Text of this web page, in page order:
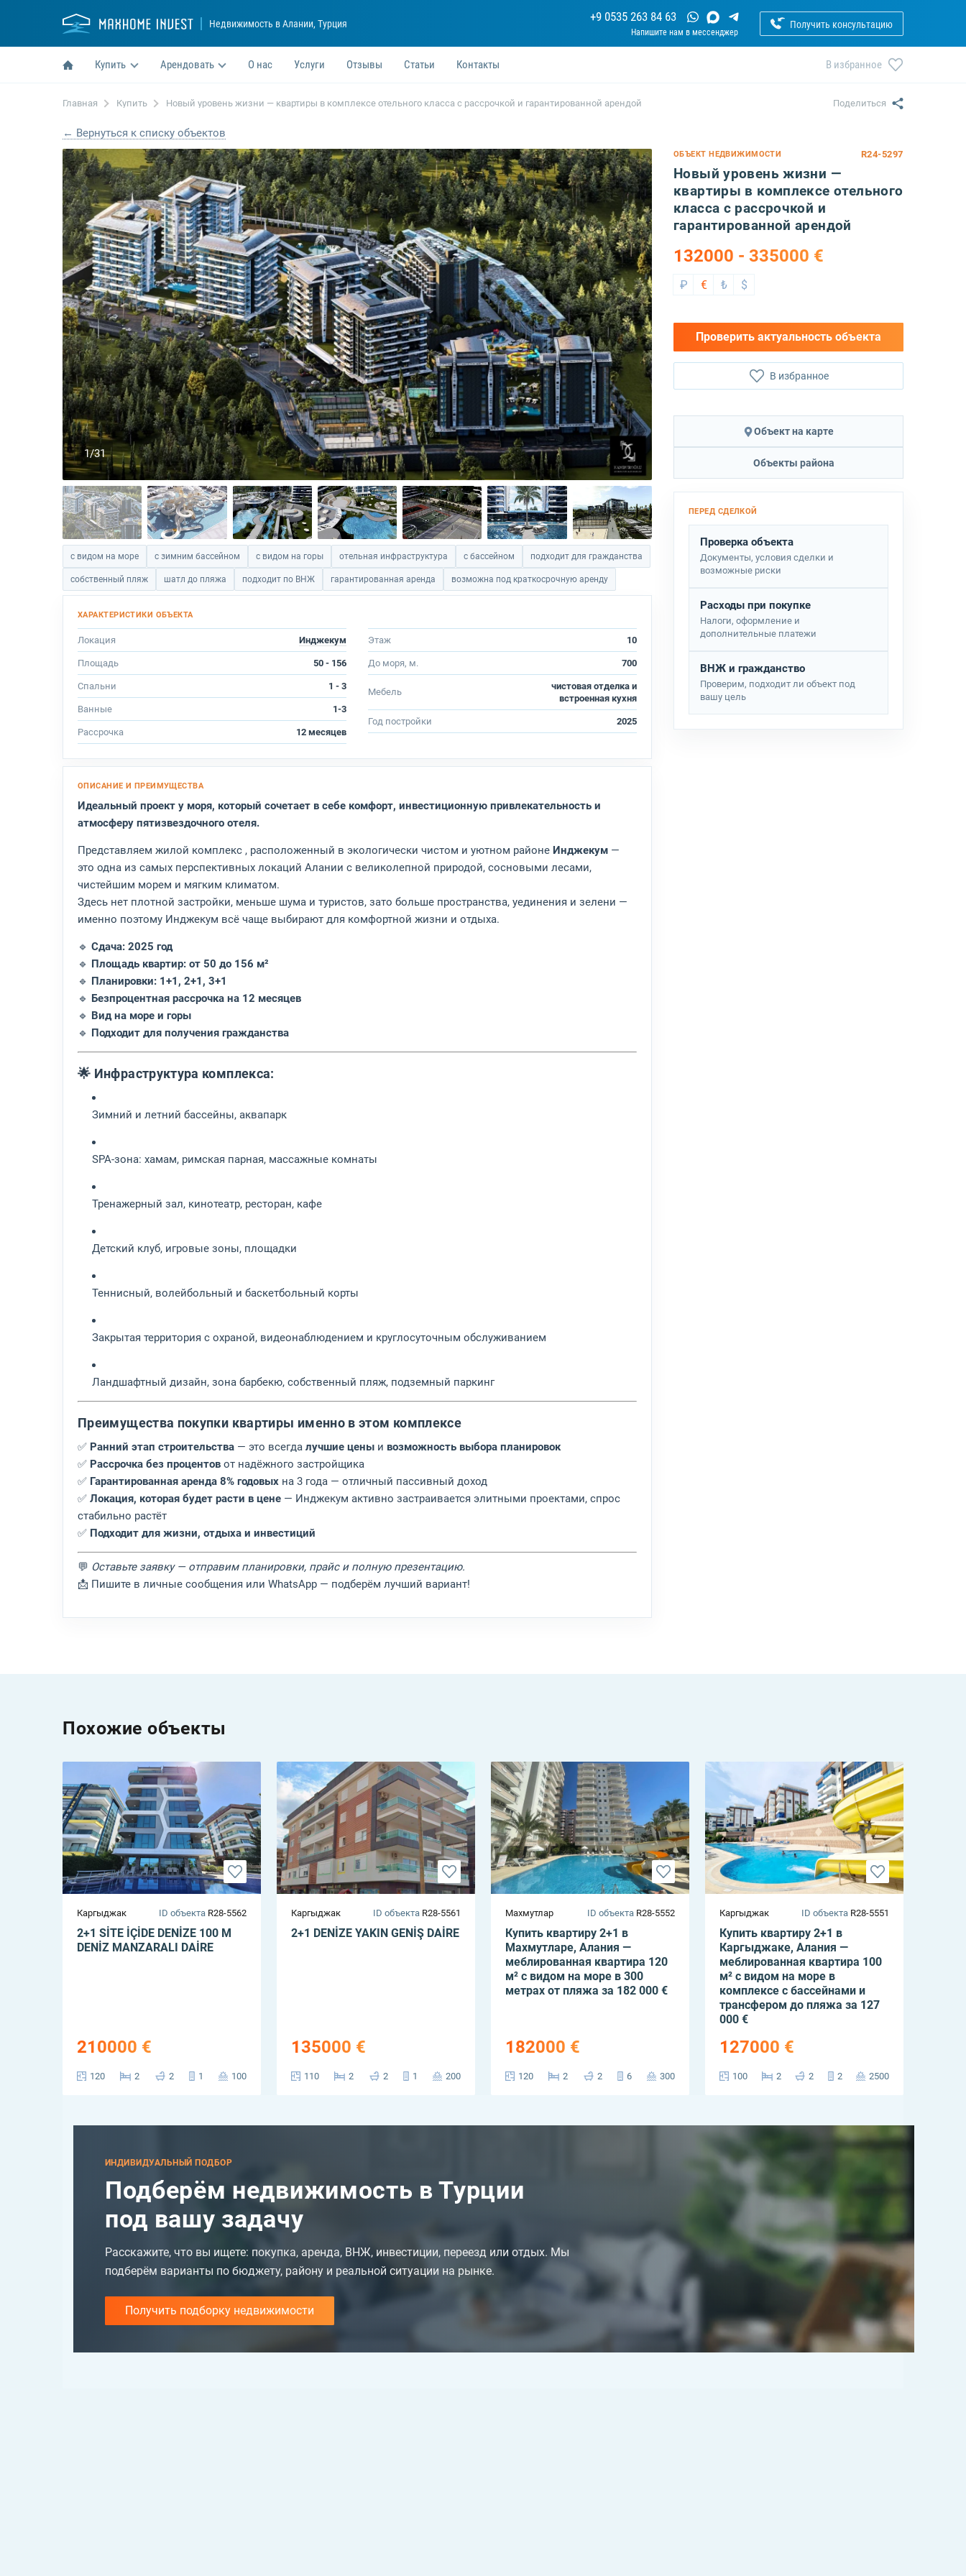
Недвижимость в Алании, Турция +9 0535 263 84 63
Получить консультацию
Купить Арендовать О нас Услуги Отзывы Статьи Контакты В избранное
Главная Купить Новый уровень жизни — квартиры в комплексе отельного класса с рассрочкой и гарантированной арендой Поделиться
← Вернуться к списку объектов
1/31
с видом на море с зимним бассейном с видом на горы отельная инфраструктура с бассейном подходит для гражданства
собственный пляж шатл до пляжа подходит по ВНЖ гарантированная аренда возможна под краткосрочную аренду
ОБЪЕКТ НЕДВИЖИМОСТИ R24-5297
Новый уровень жизни —
квартиры в комплексе отельного
класса с рассрочкой и
гарантированной арендой
132000 - 335000 €
₽ € ₺ $
Проверить актуальность объекта
В избранное
Объект на карте
Объекты района
Проверка объекта
Документы, условия сделки и
возможные риски
Расходы при покупке
Налоги, оформление и
дополнительные платежи
ВНЖ и гражданство
Проверим, подходит ли объект под
вашу цель
Локация Инджекум
Площадь 50 - 156
Спальни 1 - 3
Ванные 1-3
Рассрочка 12 месяцев
Этаж 10
До моря, м. 700
Мебель
чистовая отделка и
встроенная кухня
Год постройки 2025
Идеальный проект у моря, который сочетает в себе комфорт, инвестиционную привлекательность и
атмосферу пятизвездочного отеля.
Представляем жилой комплекс , расположенный в экологически чистом и уютном районе Инджекум —
это одна из самых перспективных локаций Алании с великолепной природой, сосновыми лесами,
чистейшим морем и мягким климатом.
Здесь нет плотной застройки, меньше шума и туристов, зато больше пространства, уединения и зелени —
именно поэтому Инджекум всё чаще выбирают для комфортной жизни и отдыха.
🔹 Сдача: 2025 год
🔹 Площадь квартир: от 50 до 156 м²
🔹 Планировки: 1+1, 2+1, 3+1
🔹 Безпроцентная рассрочка на 12 месяцев
🔹 Вид на море и горы
🔹 Подходит для получения гражданства
🌟 Инфраструктура комплекса:
Зимний и летний бассейны, аквапарк
SPA-зона: хамам, римская парная, массажные комнаты
Тренажерный зал, кинотеатр, ресторан, кафе
Детский клуб, игровые зоны, площадки
Теннисный, волейбольный и баскетбольный корты
Закрытая территория с охраной, видеонаблюдением и круглосуточным обслуживанием
Ландшафтный дизайн, зона барбекю, собственный пляж, подземный паркинг
Преимущества покупки квартиры именно в этом комплексе
✅ Ранний этап строительства — это всегда лучшие цены и возможность выбора планировок
✅ Рассрочка без процентов от надёжного застройщика
✅ Гарантированная аренда 8% годовых на 3 года — отличный пассивный доход
✅ Локация, которая будет расти в цене — Инджекум активно застраивается элитными проектами, спрос
стабильно растёт
✅ Подходит для жизни, отдыха и инвестиций
💬 Оставьте заявку — отправим планировки, прайс и полную презентацию.
📩 Пишите в личные сообщения или WhatsApp — подберём лучший вариант!
Похожие объекты
Каргыджак ID объекта R28-5562
2+1 SİTE İÇİDE DENİZE 100 M
DENİZ MANZARALI DAİRE
210000 €
120 2 2 1 100
Каргыджак ID объекта R28-5561
2+1 DENİZE YAKIN GENİŞ DAİRE
135000 €
110 2 2 1 200
Махмутлар ID объекта R28-5552
Купить квартиру 2+1 в
Махмутларе, Алания —
меблированная квартира 120
м² с видом на море в 300
метрах от пляжа за 182 000 €
182000 €
120 2 2 6 300
Каргыджак ID объекта R28-5551
Купить квартиру 2+1 в
Каргыджаке, Алания —
меблированная квартира 100
м² с видом на море в
комплексе с бассейнами и
трансфером до пляжа за 127
000 €
127000 €
100 2 2 2 2500
ИНДИВИДУАЛЬНЫЙ ПОДБОР
Подберём недвижимость в Турции
под вашу задачу
Расскажите, что вы ищете: покупка, аренда, ВНЖ, инвестиции, переезд или отдых. Мы
подберём варианты по бюджету, району и реальной ситуации на рынке.
Получить подборку недвижимости